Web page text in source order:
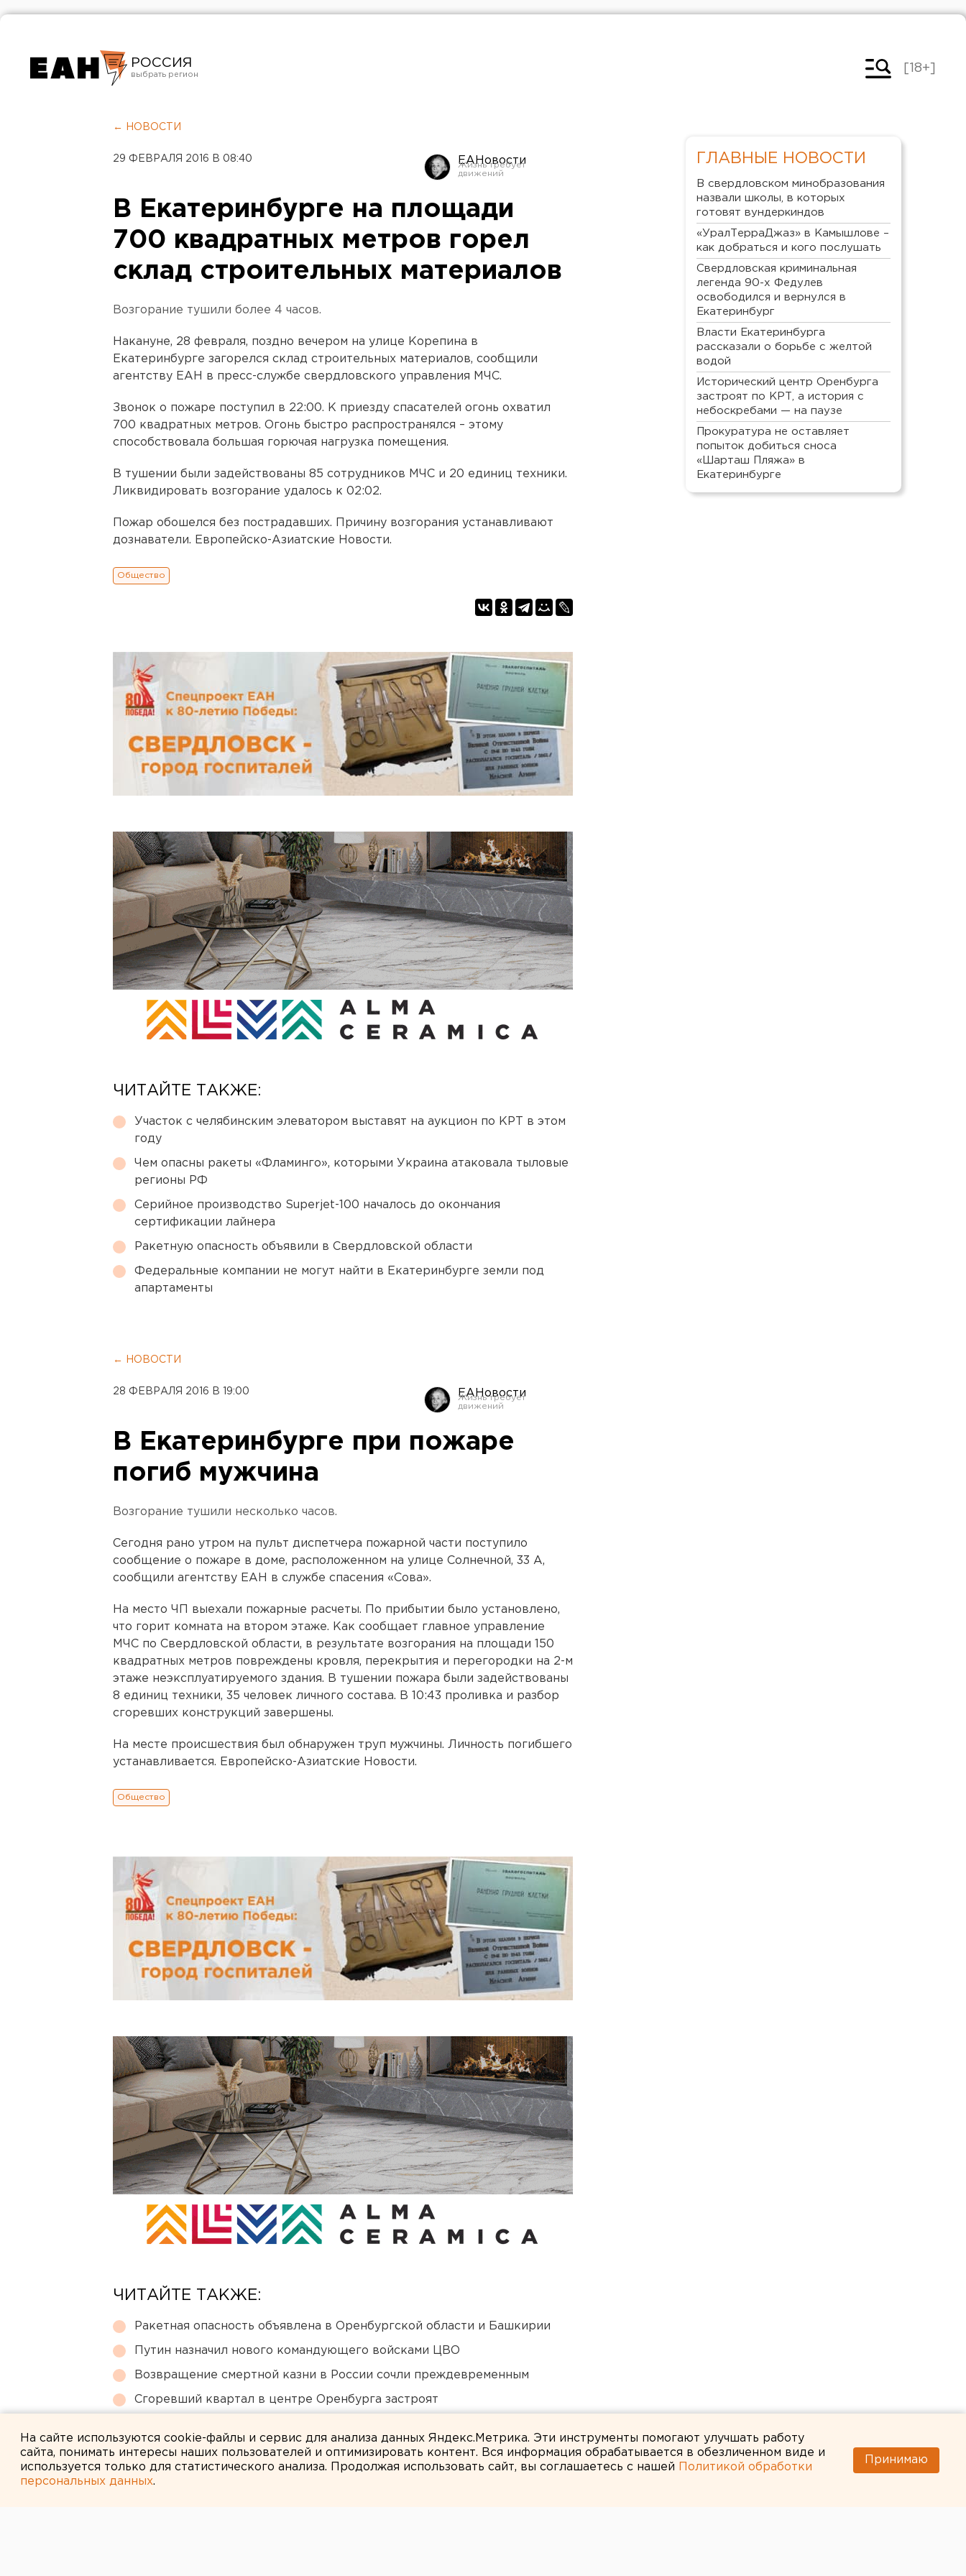
РОССИЯ
Челябинск
[18+]
← НОВОСТИ
29 ФЕВРАЛЯ 2016 В 08:40 ЕАНовости
В Екатеринбурге на площади
700 квадратных метров горел
склад строительных материалов
Возгорание тушили более 4 часов.
Накануне, 28 февраля, поздно вечером на улице Корепина в
Екатеринбурге загорелся склад строительных материалов, сообщили
агентству ЕАН в пресс-службе свердловского управления МЧС.
Звонок о пожаре поступил в 22:00. К приезду спасателей огонь охватил
700 квадратных метров. Огонь быстро распространялся – этому
способствовала большая горючая нагрузка помещения.
В тушении были задействованы 85 сотрудников МЧС и 20 единиц техники.
Ликвидировать возгорание удалось к 02:02.
Пожар обошелся без пострадавших. Причину возгорания устанавливают
дознаватели. Европейско-Азиатские Новости.
Общество
ЧИТАЙТЕ ТАКЖЕ:
Участок с челябинским элеватором выставят на аукцион по КРТ в этом
году
Чем опасны ракеты «Фламинго», которыми Украина атаковала тыловые
регионы РФ
Серийное производство Superjet-100 началось до окончания
сертификации лайнера
Ракетную опасность объявили в Свердловской области
Федеральные компании не могут найти в Екатеринбурге земли под
апартаменты
← НОВОСТИ
28 ФЕВРАЛЯ 2016 В 19:00 ЕАНовости
В Екатеринбурге при пожаре
погиб мужчина
Возгорание тушили несколько часов.
Сегодня рано утром на пульт диспетчера пожарной части поступило
сообщение о пожаре в доме, расположенном на улице Солнечной, 33 А,
сообщили агентству ЕАН в службе спасения «Сова».
На место ЧП выехали пожарные расчеты. По прибытии было установлено,
что горит комната на втором этаже. Как сообщает главное управление
МЧС по Свердловской области, в результате возгорания на площади 150
квадратных метров повреждены кровля, перекрытия и перегородки на 2-м
этаже неэксплуатируемого здания. В тушении пожара были задействованы
8 единиц техники, 35 человек личного состава. В 10:43 проливка и разбор
сгоревших конструкций завершены.
На месте происшествия был обнаружен труп мужчины. Личность погибшего
устанавливается. Европейско-Азиатские Новости.
Общество
ЧИТАЙТЕ ТАКЖЕ:
Ракетная опасность объявлена в Оренбургской области и Башкирии
Путин назначил нового командующего войсками ЦВО
Возвращение смертной казни в России сочли преждевременным
Сгоревший квартал в центре Оренбурга застроят
ГЛАВНЫЕ НОВОСТИ
В свердловском минобразования
назвали школы, в которых
готовят вундеркиндов
«УралТерраДжаз» в Камышлове –
как добраться и кого послушать
Свердловская криминальная
легенда 90-х Федулев
освободился и вернулся в
Екатеринбург
Власти Екатеринбурга
рассказали о борьбе с желтой
водой
Исторический центр Оренбурга
застроят по КРТ, а история с
небоскребами — на паузе
Прокуратура не оставляет
попыток добиться сноса
«Шарташ Пляжа» в
Екатеринбурге
На сайте используются cookie-файлы и сервис для анализа данных Яндекс.Метрика. Эти инструменты помогают улучшать работу
сайта, понимать интересы наших пользователей и оптимизировать контент. Вся информация обрабатывается в обезличенном виде и
используется только для статистического анализа. Продолжая использовать сайт, вы соглашаетесь с нашей
Политикой обработки
персональных данных.
Принимаю